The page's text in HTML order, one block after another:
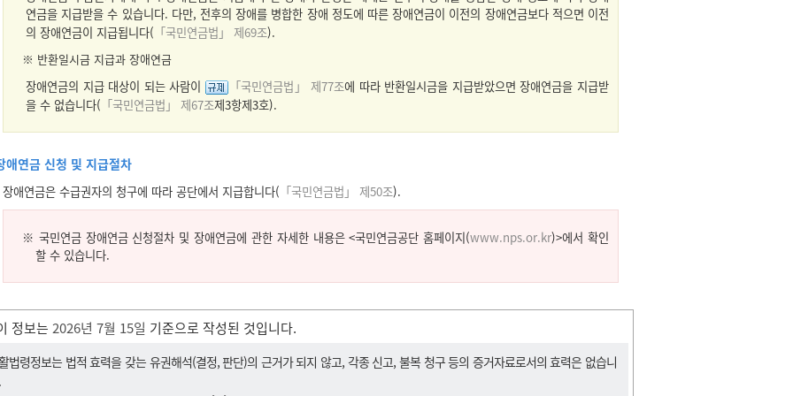
연금을 지급받을 수 있습니다. 다만, 전후의 장애를 병합한 장애 정도에 따른 장애연금이 이전의 장애연금보다 적으면 이전
의 장애연금이 지급됩니다( 「국민연금법」 제69조).
※ 반환일시금 지급과 장애연금
장애연금의 지급 대상이 되는 사람이
「국민연금법」 제77조에 따라 반환일시금을 지급받았으면 장애연금을 지급받
을 수 없습니다( 「국민연금법」 제67조제3항제3호).
애연금 신청 및 지급절차
장애연금은 수급권자의 청구에 따라 공단에서 지급합니다( 「국민연금법」 제50조).
※ 국민연금 장애연금 신청절차 및 장애연금에 관한 자세한 내용은 <국민연금공단 홈페이지(www.nps.or.kr)>에서 확인
할 수 있습니다.
정보는 2026년 7월 15일 기준으로 작성된 것입니다.
법령정보는 법적 효력을 갖는 유권해석(결정, 판단)의 근거가 되지 않고, 각종 신고, 불복 청구 등의 증거자료로서의 효력은 없습니